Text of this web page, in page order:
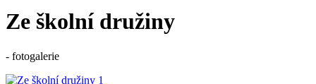
Ze školní družiny
- fotogalerie